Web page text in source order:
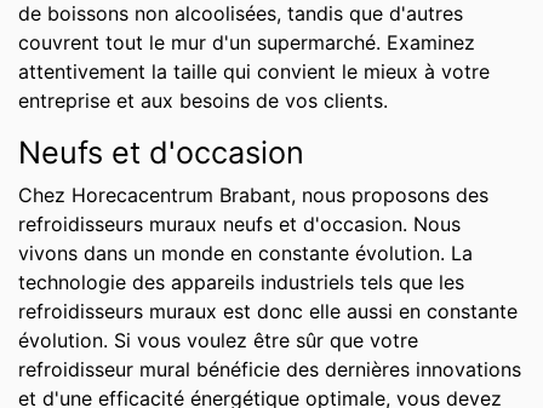
de boissons non alcoolisées, tandis que d'autres
couvrent tout le mur d'un supermarché. Examinez
attentivement la taille qui convient le mieux à votre
entreprise et aux besoins de vos clients.
Neufs et d'occasion
Chez Horecacentrum Brabant, nous proposons des
refroidisseurs muraux neufs et d'occasion. Nous
vivons dans un monde en constante évolution. La
technologie des appareils industriels tels que les
refroidisseurs muraux est donc elle aussi en constante
évolution. Si vous voulez être sûr que votre
refroidisseur mural bénéficie des dernières innovations
et d'une efficacité énergétique optimale, vous devez